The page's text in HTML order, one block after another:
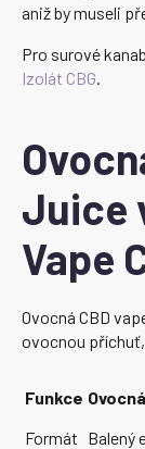
aniž by museli
Pro surové
Izolát CBG.
Juice
Vape
Ovocná CBD
ovocnou
Funkce
Formát Balený